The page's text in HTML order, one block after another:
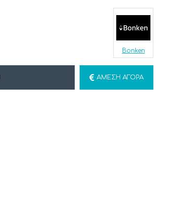
Bonken
ΆΜΕΣΗ ΑΓΟΡΆ